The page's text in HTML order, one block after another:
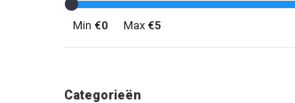
Min €0 Max €5
Categorieën